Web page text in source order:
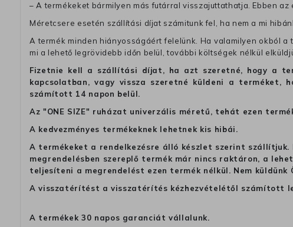
– A termékeket bármilyen más futárral visszajuttathatja. Ebben
Méretcsere esetén szállítási díjat számitunk fel, ha nem a mi
A termék minden hiányosságáért felelünk. Ha valamilyen okból
mi a lehető legrövidebb időn belül, további költségek nélkül
Fizetnie kell a szállítási díjat, ha azt szeretné, hogy a
kapcsolatban, vagy vissza szeretné küldeni a terméket,
számított 14 napon belül.
Az "ONE SIZE" ruházat univerzális méretű, tehát ezen
A kedvezményes termékeknek lehetnek kis hibái.
A termékeket a rendelkezésre álló készlet szerint
megrendelésben szereplő termék már nincs raktáron, a
teljesíteni a megrendelést ezen termék nélkül. Nem
A visszatérítést a visszatérítés kézhezvételétől számított
A termékek 30 napos garanciát vállalunk.